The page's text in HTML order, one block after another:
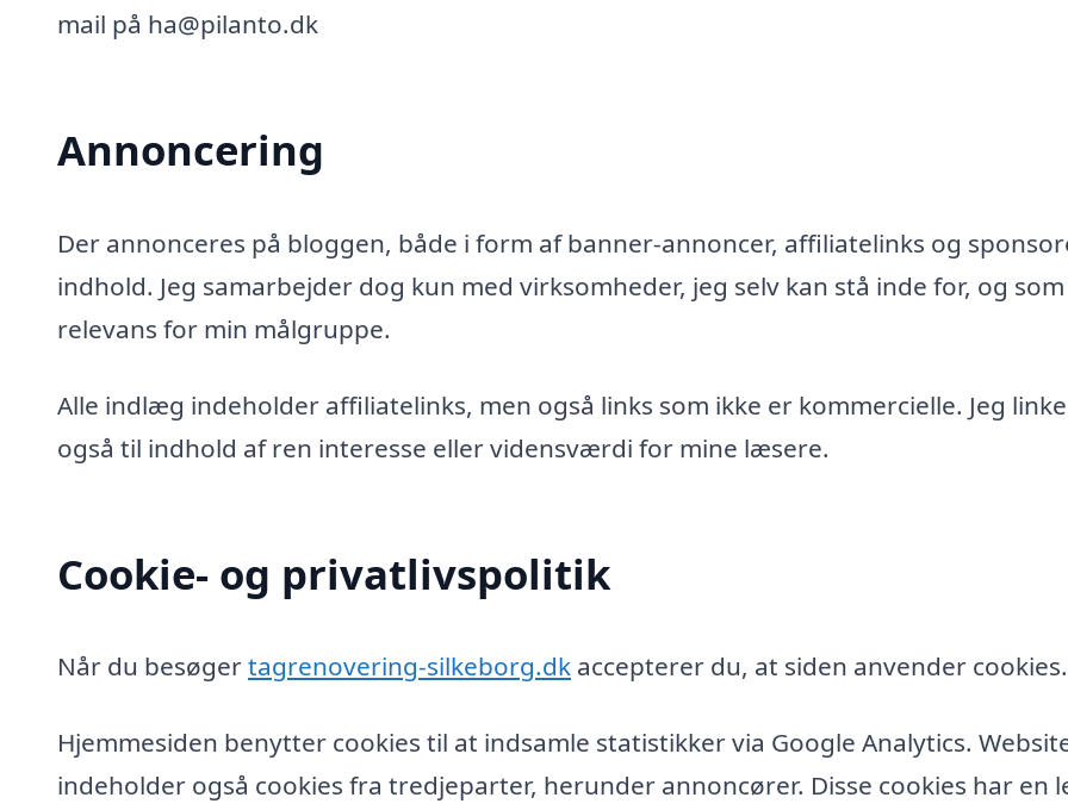
mail på ha@pilanto.dk
Annoncering
Der annonceres på bloggen, både i form af banner-annoncer, affiliatelinks og
indhold. Jeg samarbejder dog kun med virksomheder, jeg selv kan stå inde for, og
relevans for min målgruppe.
Alle indlæg indeholder affiliatelinks, men også links som ikke er kommercielle. Jeg
også til indhold af ren interesse eller vidensværdi for mine læsere.
Cookie- og privatlivspolitik
Når du besøgertagrenovering-silkeborg.dk accepterer du, at siden anvender cookies.
Hjemmesiden benytter cookies til at indsamle statistikker via Google Analytics.
indeholder også cookies fra tredjeparter, herunder annoncører. Disse cookies har en